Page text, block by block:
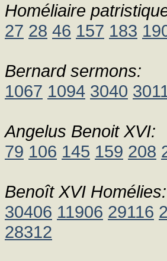
Homéliaire
27 28 46 157 183
Bernard sermons:
1067 1094 3040
Angelus Benoit XVI:
79 106 145 159 208
Benoît XVI Homélies:
30406 11906 29116
28312